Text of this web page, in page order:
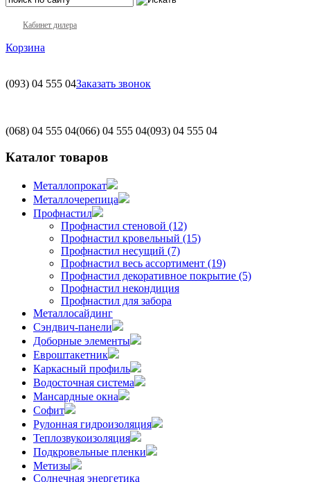
Кабинет дилера
Корзина
(093) 04 555 04Заказать звонок
(068) 04 555 04(066) 04 555 04(093) 04 555 04
Каталог товаров
Металлопрокат
Металлочерепица
Профнастил
Профнастил стеновой (12)
Профнастил кровельный (15)
Профнастил несущий (7)
Профнастил весь ассортимент (19)
Профнастил декоративное покрытие (5)
Профнастил некондиция
Профнастил для забора
Металлосайдинг
Сэндвич-панели
Доборные элементы
Евроштакетник
Каркасный профиль
Водосточная система
Мансардные окна
Софит
Рулонная гидроизоляция
Теплозвукоизоляция
Подкровельные пленки
Метизы
Солнечная энергетика